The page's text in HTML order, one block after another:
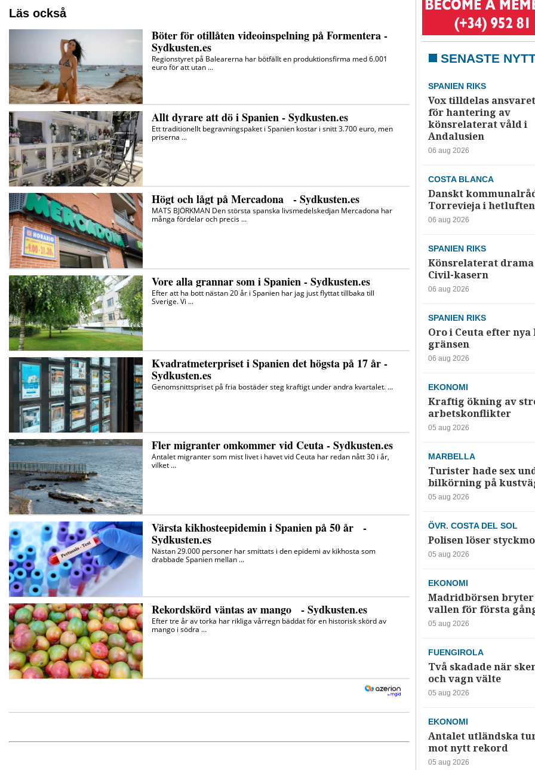
SENASTE
SPANIEN RIKS
Vox tilldelas ansvaret
för hantering av
könsrelaterat våld i
Andalusien
06 aug 2026
COSTA BLANCA
Danskt
Torrevieja i hetluften
06 aug 2026
SPANIEN RIKS
Könsrelaterat
Civil-kasern
06 aug 2026
SPANIEN RIKS
Oro i Ceuta efter
gränsen
06 aug 2026
EKONOMI
Kraftig ökning av
arbetskonflikter
05 aug 2026
MARBELLA
Turister hade sex
bilkörning på
05 aug 2026
ÖVR. COSTA DEL SOL
Polisen löser
05 aug 2026
EKONOMI
Madridbörsen bryter
vallen för första
05 aug 2026
FUENGIROLA
Två skadade när
och vagn välte
05 aug 2026
EKONOMI
Antalet utländska
mot nytt rekord
05 aug 2026